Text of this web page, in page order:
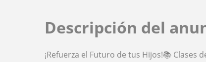
Descripción del
¡Refuerza el Futuro de tus Hijos!📚 Clases